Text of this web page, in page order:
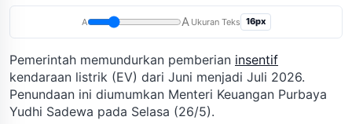
A A Ukuran Teks 16px
Pemerintah memundurkan pemberian insentif
kendaraan listrik (EV) dari Juni menjadi Juli 2026.
Penundaan ini diumumkan Menteri Keuangan Purbaya
Yudhi Sadewa pada Selasa (26/5).